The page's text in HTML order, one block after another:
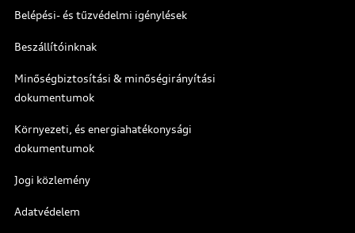
Belépési- és tűzvédelmi igénylések
Beszállítóinknak
Minőségbiztosítási & minőségirányítási
dokumentumok
Környezeti, és energiahatékonysági
dokumentumok
Jogi közlemény
Adatvédelem